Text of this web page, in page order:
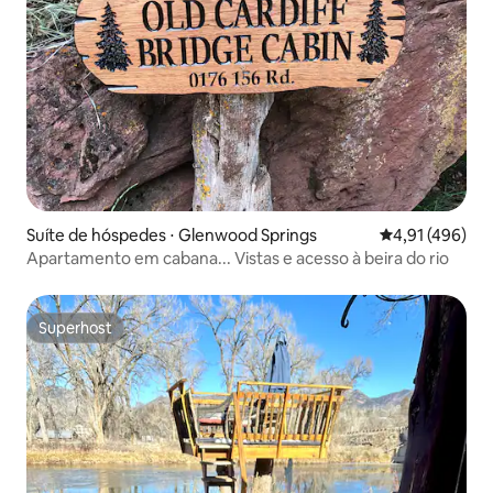
Suíte de hóspedes ⋅ Glenwood Springs 4,91 de uma
4,91 (496)
Apartamento em cabana... Vistas e acesso à beira do rio
Superhost
Superhost